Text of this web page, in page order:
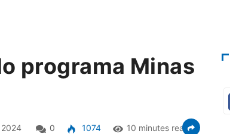
programa Minas
0 1074 10 minutes read